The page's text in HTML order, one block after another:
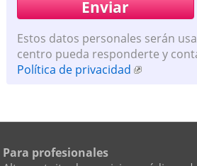
Estos datos personales serán
centro pueda responderte y
Política de privacidad
Para profesionales